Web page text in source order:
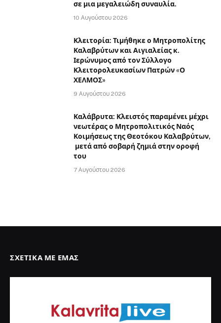
σε μια μεγαλειώδη συναυλία.
10 Αυγούστου 2026
Κλειτορία: Τιμήθηκε ο Μητροπολίτης
Καλαβρύτων και Αιγιαλείας κ.
Ιερώνυμος από τον Σύλλογο
Κλειτορολευκασίων Πατρών «Ο
ΧΕΛΜΟΣ»
9 Αυγούστου 2026
Καλάβρυτα: Κλειστός παραμένει μέχρι
νεωτέρας ο Μητροπολιτικός Ναός
Κοιμήσεως της Θεοτόκου Καλαβρύτων,
μετά από σοβαρή ζημιά στην οροφή
του
7 Αυγούστου 2026
ΣΧΕΤΙΚΆ ΜΕ ΕΜΆΣ